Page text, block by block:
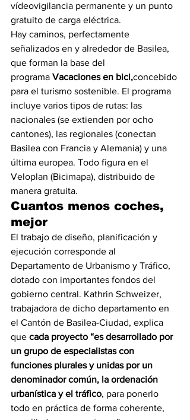
vídeovigilancia permanente y un punto
gratuito de carga eléctrica.
Hay caminos, perfectamente
señalizados en y alrededor de Basilea,
que forman la base del
programa Vacaciones en bici,concebido
para el turismo sostenible. El programa
incluye varios tipos de rutas: las
nacionales (se extienden por ocho
cantones), las regionales (conectan
Basilea con Francia y Alemania) y una
última europea. Todo figura en el
Veloplan (Bicimapa), distribuido de
manera gratuita.
Cuantos menos coches,
mejor
El trabajo de diseño, planificación y
ejecución corresponde al
Departamento de Urbanismo y Tráfico,
dotado con importantes fondos del
gobierno central. Kathrin Schweizer,
trabajadora de dicho departamento en
el Cantón de Basilea-Ciudad, explica
que cada proyecto “es desarrollado por
un grupo de especialistas con
funciones plurales y unidas por un
denominador común, la ordenación
urbanística y el tráfico, para ponerlo
todo en práctica de forma coherente,